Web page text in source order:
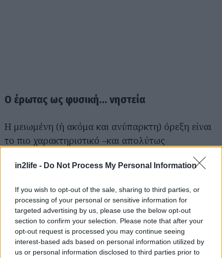
in2life - Do Not Process My Personal Information
If you wish to opt-out of the sale, sharing to third parties, or
processing of your personal or sensitive information for
targeted advertising by us, please use the below opt-out
section to confirm your selection. Please note that after your
opt-out request is processed you may continue seeing
interest-based ads based on personal information utilized by
us or personal information disclosed to third parties prior to
Ο έρωτας ως φυσική… νηστεία
Η μειωμένη (ή ακόμα και ανύπαρκτη) όρεξη είναι
το πιο χαρακτηριστικό –και απολύτως
φυσιολογικό– σύμπτωμα του πρώτου σταδίου του
έρωτα. Το σώμα επικεντρώνεται στο ερωτικό
προτεραιοποιεί την επαφή και την ανταμοιβή, και
η χημεία της διέγερσης παραμερίζει προσωρινά
την πείνα.
Αυτή η φάση όμως δεν κρατάει για πάντα. Μόλις